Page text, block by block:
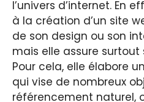
l’univers d’internet. En
à la création d’un site
de son design ou son
mais elle assure
Pour cela, elle élabore
qui vise de nombreux
référencement naturel,